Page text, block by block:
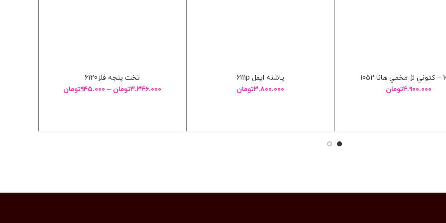
۴.۹۰۰.۰۰۰تومان
پاشنه ايفل 6111p
۳.۸۰۰.۰۰۰تومان
تخت پنجه فلز6120
۳.۳۴۶.۰۰۰تومان – ۹۴۵.۰۰۰تومان